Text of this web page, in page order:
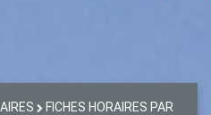
FICHES HORAIRES PAR